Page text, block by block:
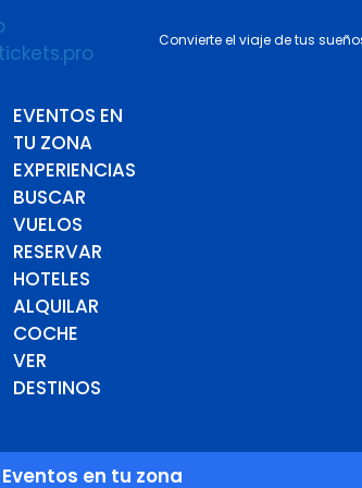
Convierte el viaje de tus
EVENTOS EN
TU ZONA
EXPERIENCIAS
BUSCAR
VUELOS
RESERVAR
HOTELES
ALQUILAR
COCHE
VER
DESTINOS
Eventos en tu zona